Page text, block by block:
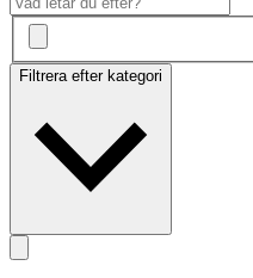
Filtrera efter kategori